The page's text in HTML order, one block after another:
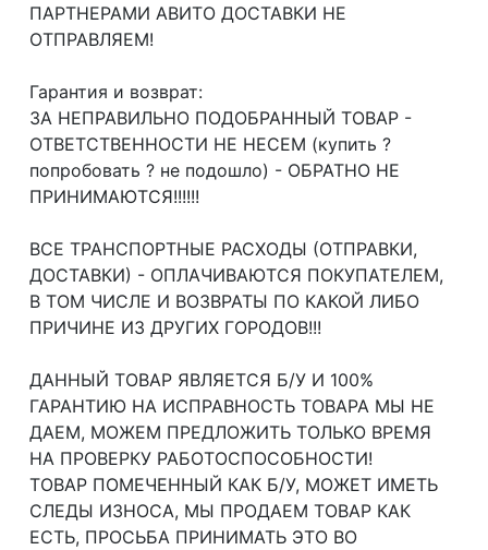
ПАРТНЕРАМИ АВИТО ДОСТАВКИ НЕ
ОТПРАВЛЯЕМ!
Гарантия и возврат:
ЗА НЕПРАВИЛЬНО ПОДОБРАННЫЙ ТОВАР -
ОТВЕТСТВЕННОСТИ НЕ НЕСЕМ (купить ?
попробовать ? не подошло) - ОБРАТНО НЕ
ПРИНИМАЮТСЯ!!!!!!
ВСЕ ТРАНСПОРТНЫЕ РАСХОДЫ (ОТПРАВКИ,
ДОСТАВКИ) - ОПЛАЧИВАЮТСЯ ПОКУПАТЕЛЕМ,
В ТОМ ЧИСЛЕ И ВОЗВРАТЫ ПО КАКОЙ ЛИБО
ПРИЧИНЕ ИЗ ДРУГИХ ГОРОДОВ!!!
ДАННЫЙ ТОВАР ЯВЛЯЕТСЯ Б/У И 100%
ГАРАНТИЮ НА ИСПРАВНОСТЬ ТОВАРА МЫ НЕ
ДАЕМ, МОЖЕМ ПРЕДЛОЖИТЬ ТОЛЬКО ВРЕМЯ
НА ПРОВЕРКУ РАБОТОСПОСОБНОСТИ!
ТОВАР ПОМЕЧЕННЫЙ КАК Б/У, МОЖЕТ ИМЕТЬ
СЛЕДЫ ИЗНОСА, МЫ ПРОДАЕМ ТОВАР КАК
ЕСТЬ, ПРОСЬБА ПРИНИМАТЬ ЭТО ВО